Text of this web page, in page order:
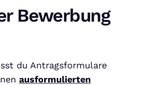
Bewerbung
du Antragsformulare
ausformulierten